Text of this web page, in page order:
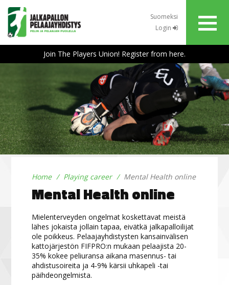
Suomeksi
Login
Join The Players Union! Register from here.
Home Playing career Mental Health online
Mental Health online
Mielenterveyden ongelmat koskettavat meistä
lähes jokaista jollain tapaa, eivätkä jalkapalloilijat
ole poikkeus. Pelaajayhdistysten kansainvälisen
kattojärjestön FIFPRO:n mukaan pelaajista 20-
35% kokee peliuransa aikana masennus- tai
ahdistusoireita ja 4-9% kärsii uhkapeli -tai
päihdeongelmista.